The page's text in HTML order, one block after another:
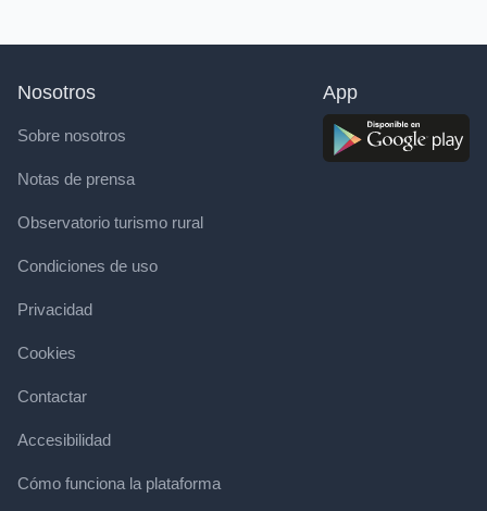
Nosotros
Sobre nosotros
Notas de prensa
Observatorio turismo rural
Condiciones de uso
Privacidad
Cookies
Contactar
Accesibilidad
Cómo funciona la plataforma
App